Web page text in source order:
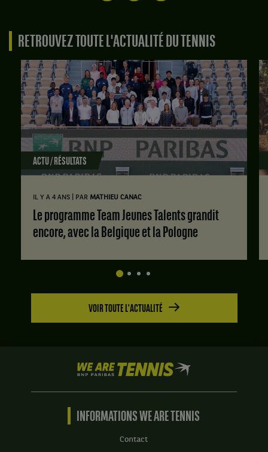
RETROUVEZ TOUTE L'ACTUALITÉ DU TENNIS
ACTU / RÉSULTATS
IL Y A 4 ANS PAR MATHIEU CANAC
Le programme Team Jeunes Talents grandit
encore, avec la Belgique et la Pologne
VOIR TOUTE L'ACTUALITÉ
We
are
Tennis
BNP
Accueil
INFORMATIONS WE ARE TENNIS
Contact